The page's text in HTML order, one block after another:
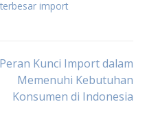
import
Peran Kunci Import dalam
Memenuhi Kebutuhan
Konsumen di Indonesia